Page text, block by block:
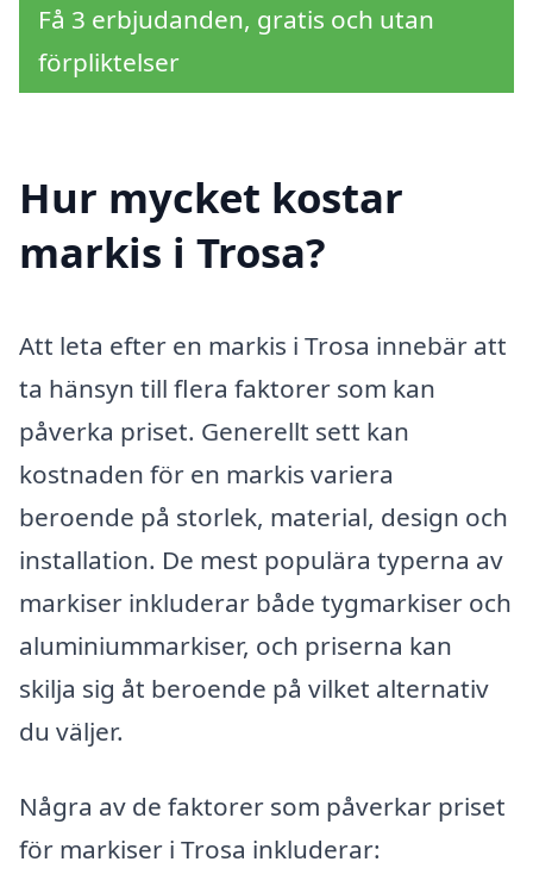
Få 3 erbjudanden, gratis och utan
förpliktelser
Hur mycket kostar
markis i Trosa?
Att leta efter en markis i Trosa innebär att
ta hänsyn till flera faktorer som kan
påverka priset. Generellt sett kan
kostnaden för en markis variera
beroende på storlek, material, design och
installation. De mest populära typerna av
markiser inkluderar både tygmarkiser och
aluminiummarkiser, och priserna kan
skilja sig åt beroende på vilket alternativ
du väljer.
Några av de faktorer som påverkar priset
för markiser i Trosa inkluderar: